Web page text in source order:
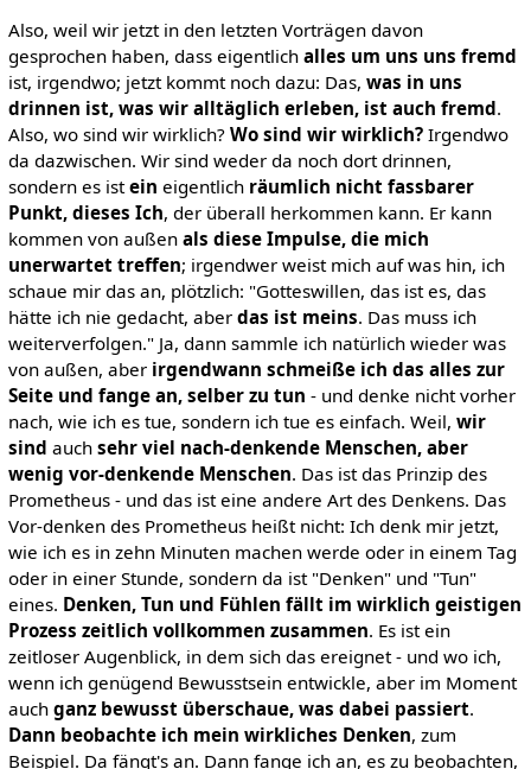
Also, weil wir jetzt in den letzten Vorträgen davon
gesprochen haben, dass eigentlich alles um uns uns fremd
ist, irgendwo; jetzt kommt noch dazu: Das, was in uns
drinnen ist, was wir alltäglich erleben, ist auch fremd.
Also, wo sind wir wirklich? Wo sind wir wirklich?Irgendwo
da dazwischen. Wir sind weder da noch dort drinnen,
sondern es istein eigentlich räumlich nicht fassbarer
Punkt, dieses Ich, der überall herkommen kann. Er kann
kommen von außen als diese Impulse, die mich
unerwartet treffen; irgendwer weist mich auf was hin, ich
schaue mir das an, plötzlich: "Gotteswillen, das ist es, das
hätte ich nie gedacht, aber das ist meins. Das muss ich
weiterverfolgen." Ja, dann sammle ich natürlich wieder was
von außen, aber irgendwann schmeiße ich das alles zur
Seite und fange an, selber zu tun - und denke nicht vorher
nach, wie ich es tue, sondern ich tue es einfach. Weil, wir
sind auch sehr viel nach-denkende Menschen, aber
wenig vor-denkende Menschen. Das ist das Prinzip des
Prometheus - und das ist eine andere Art des Denkens. Das
Vor-denken des Prometheus heißt nicht: Ich denk mir jetzt,
wie ich es in zehn Minuten machen werde oder in einem Tag
oder in einer Stunde, sondern da ist "Denken" und "Tun"
eines. Denken, Tun und Fühlen fällt im wirklich geistigen
Prozess zeitlich vollkommen zusammen. Es ist ein
zeitloser Augenblick, in dem sich das ereignet - und wo ich,
wenn ich genügend Bewusstsein entwickle, aber im Moment
auch ganz bewusst überschaue, was dabei passiert.
Dann beobachte ich mein wirkliches Denken, zum
Beispiel. Da fängt's an. Dann fange ich an, es zu beobachten,